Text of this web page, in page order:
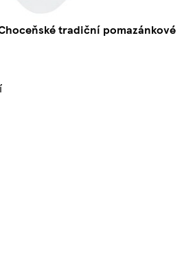
tradiční pomazánkové